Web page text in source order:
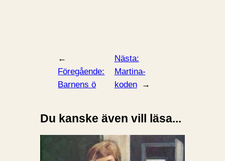
←
Föregående:
Barnens ö
Nästa:
Martina-
koden
→
Du kanske även vill läsa...